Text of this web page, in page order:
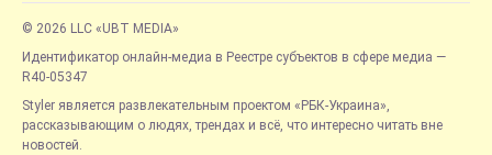
© 2026 LLC «UBT MEDIA»
Идентификатор онлайн-медиа в Реестре субъектов в сфере медиа —
R40-05347
Styler является развлекательным проектом «РБК-Украина»,
рассказывающим о людях, трендах и всё, что интересно читать вне
новостей.